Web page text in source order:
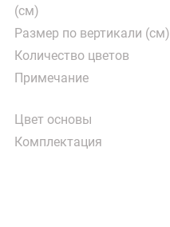
(см)
Размер по вертикали (см)
Количество цветов
Примечание
Цвет основы
Комплектация